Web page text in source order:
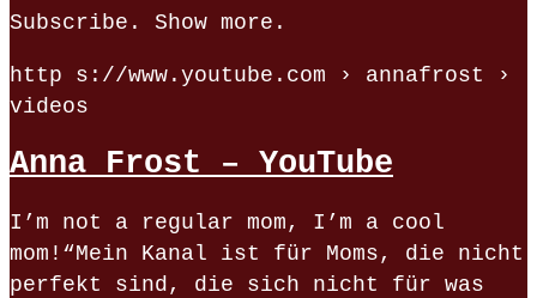
Subscribe. Show more.
http s://www.youtube.com › annafrost ›
videos
Anna Frost – YouTube
I’m not a regular mom, I’m a cool
mom!“Mein Kanal ist für Moms, die nicht
perfekt sind, die sich nicht für was